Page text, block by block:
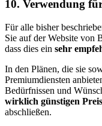
10. Verwendung
Für alle bisher
Sie auf der Website von
dass dies ein sehr
In den Plänen, die sie
Premiumdiensten
Bedürfnissen und
wirklich günstigen Preis
abschließen.